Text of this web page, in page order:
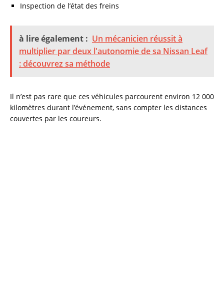
Inspection de l’état des freins
à lire également : Un mécanicien réussit à
multiplier par deux l'autonomie de sa Nissan Leaf
: découvrez sa méthode
Il n’est pas rare que ces véhicules parcourent environ 12 000
kilomètres durant l’événement, sans compter les distances
couvertes par les coureurs.